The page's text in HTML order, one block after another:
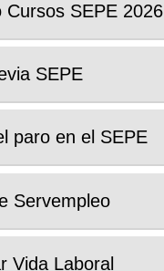
Cursos SEPE 2026
SEPE
paro en el SEPE
Servempleo
Vida Laboral